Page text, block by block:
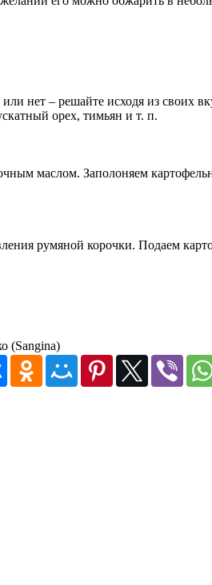
нет – решайте исходя из своих
орех, тимьян и т. п.
маслом. Заполоняем
румяной корочки. Подаем
(Sangina)